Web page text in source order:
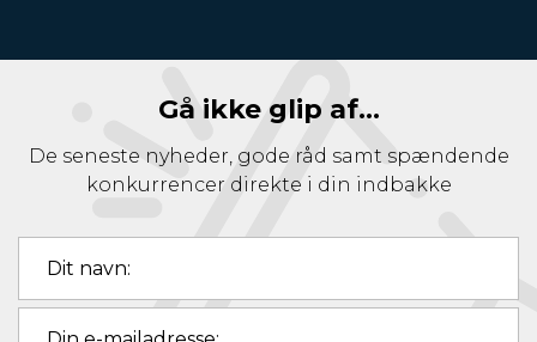
Gå ikke glip af...
De seneste nyheder, gode råd samt spændende
konkurrencer direkte i din indbakke